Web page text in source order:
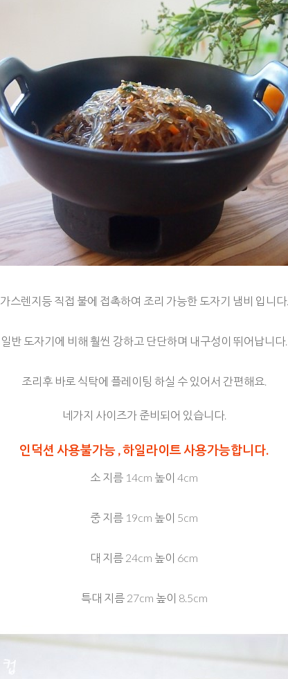
가스렌지등 직접 불에 접촉하여 조리 가능한 도자기 냄비 입니다.
일반 도자기에 비해 훨씬 강하고 단단하며 내구성이 뛰어납니다.
조리후 바로 식탁에 플레이팅 하실 수 있어서 간편해요.
네가지 사이즈가 준비되어 있습니다.
인덕션 사용불가능 , 하일라이트 사용가능합니다.
소 지름 14cm 높이 4cm
중 지름 19cm 높이 5cm
대 지름 24cm 높이 6cm
특대 지름 27cm 높이 8.5cm